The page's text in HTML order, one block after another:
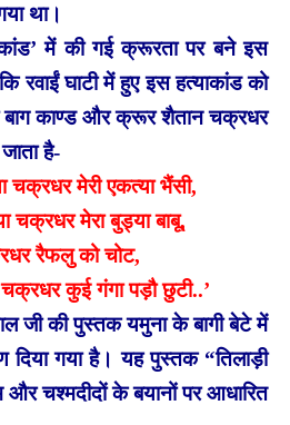
था।
कांड’ में की गई क्रूरता पर बने इस
रवाईं घाटी में हुए इस हत्याकांड को
बाग काण्ड और क्रूर शैतान चक्रधर
है-
चक्रधर मेरी एकत्या भैंसी,
चक्रधर मेरा बुड्या बाबू,
रैफलु को चोट,
कुई गंगा पड़ौ छुटी..’
जी की पुस्तक यमुना के बागी बेटे में
दिया गया है। यह पुस्तक “तिलाड़ी
चश्मदीदों के बयानों पर आधारित